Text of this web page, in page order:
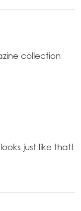
collection
just like that!